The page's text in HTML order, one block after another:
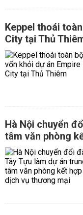
Keppel thoái
City tại Thủ
Hà Nội chuyển
tâm văn phòng